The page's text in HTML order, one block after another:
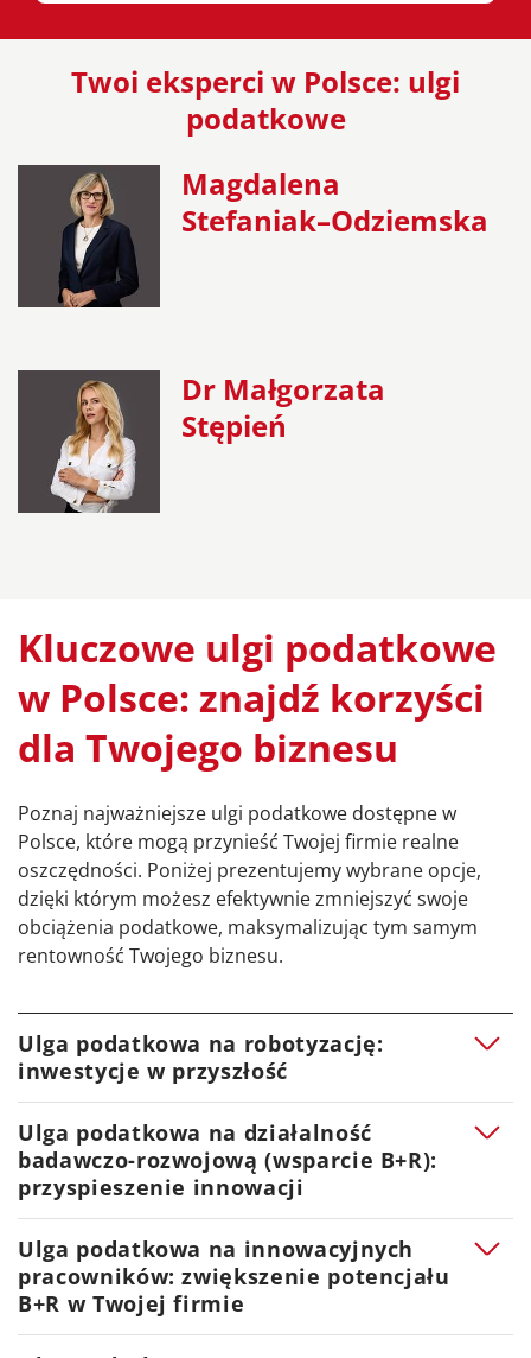
Twoi eksperci w Polsce: ulgi
podatkowe
Magdalena
Stefaniak–Odziemska
Dr Małgorzata
Stępień
Kluczowe ulgi podatkowe
w Polsce: znajdź korzyści
dla Twojego biznesu
Poznaj najważniejsze ulgi podatkowe dostępne w
Polsce, które mogą przynieść Twojej firmie realne
oszczędności. Poniżej prezentujemy wybrane opcje,
dzięki którym możesz efektywnie zmniejszyć swoje
obciążenia podatkowe, maksymalizując tym samym
rentowność Twojego biznesu.
Ulga podatkowa na robotyzację:
inwestycje w przyszłość
Pole tekstoweW ramach zachęty do podnoszenia
innowacyjności i zwiększania konkurencyjności na
rynku, polskie prawo podatkowe wprowadza ulgę na
robotyzację. Ta ulga jest zaprojektowana, by
motywować przedsiębiorców do inwestowania w
automatyzację procesów produkcyjnych, oferując
możliwość odliczenia aż do 150% poniesionych na ten
cel wydatków.
Ulga podatkowa na działalność
badawczo-rozwojową (wsparcie B+R):
przyspieszenie innowacji
Pole tekstoweUlga podatkowa na działalność
badawczo-rozwojową (B+R) to kluczowy instrument
wsparcia dla firm angażujących się w innowacyjne
projekty, umożliwiając odliczenie istotnej części
Ulga podatkowa na innowacyjnych
pracowników: zwiększenie potencjału
B+R w Twojej firmie